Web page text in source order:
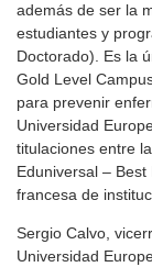
además de ser la
estudiantes y
Doctorado). Es la
Gold Level
para prevenir
Universidad
titulaciones entre
Eduniversal –
francesa de
Sergio Calvo,
Universidad